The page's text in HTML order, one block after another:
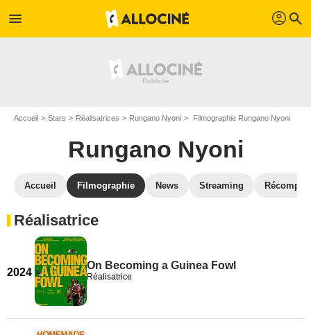
menu profil search
Accueil Stars Réalisatrices Rungano Nyoni Filmographie Rungano Nyoni
Rungano Nyoni
Accueil Filmographie News Streaming
Réalisatrice
2024
On Becoming a Guinea Fowl
Réalisatrice